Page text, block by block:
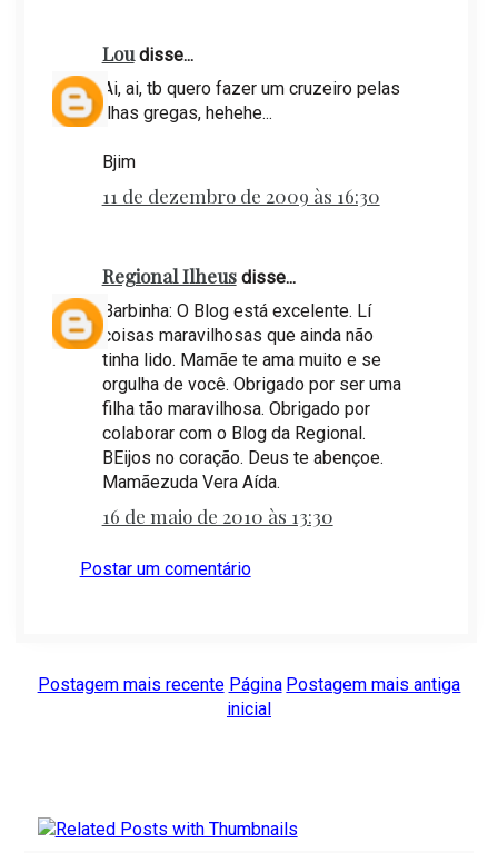
Loudisse...
Ai, ai, tb quero fazer um cruzeiro pelas
ilhas gregas, hehehe...
Bjim
11 de dezembro de 2009 às 16:30
Regional Ilheusdisse...
Barbinha: O Blog está excelente. Lí
coisas maravilhosas que ainda não
tinha lido. Mamãe te ama muito e se
orgulha de você. Obrigado por ser uma
filha tão maravilhosa. Obrigado por
colaborar com o Blog da Regional.
BEijos no coração. Deus te abençoe.
Mamãezuda Vera Aída.
16 de maio de 2010 às 13:30
Postar um comentário
Postagem mais recente Postagem mais antiga
Página
inicial